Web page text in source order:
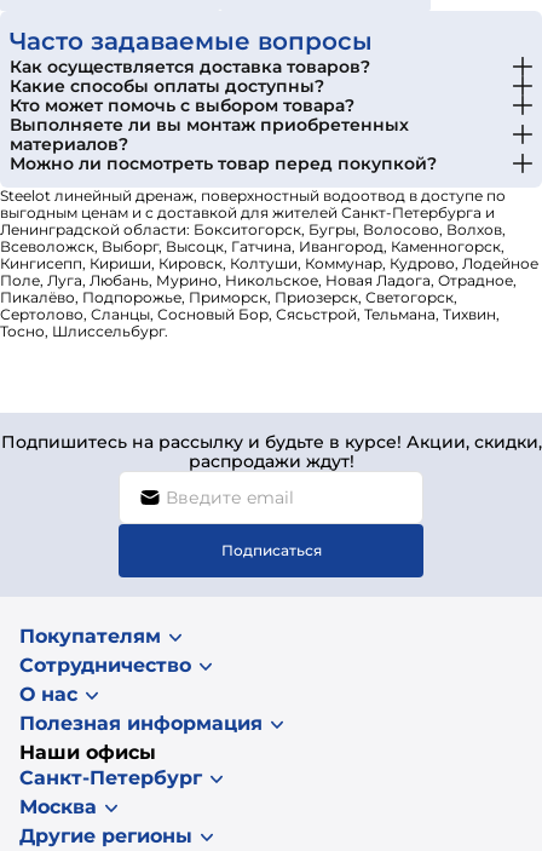
Часто задаваемые вопросы
Как осуществляется доставка товаров?
Какие способы оплаты доступны?
Кто может помочь с выбором товара?
Выполняете ли вы монтаж приобретенных
материалов?
Можно ли посмотреть товар перед покупкой?
Steelot линейный дренаж, поверхностный водоотвод в доступе по
выгодным ценам и с доставкой для жителей Санкт-Петербурга и
Ленинградской области: Бокситогорск, Бугры, Волосово, Волхов,
Всеволожск, Выборг, Высоцк, Гатчина, Ивангород, Каменногорск,
Кингисепп, Кириши, Кировск, Колтуши, Коммунар, Кудрово, Лодейное
Поле, Луга, Любань, Мурино, Никольское, Новая Ладога, Отрадное,
Пикалёво, Подпорожье, Приморск, Приозерск, Светогорск,
Сертолово, Сланцы, Сосновый Бор, Сясьстрой, Тельмана, Тихвин,
Тосно, Шлиссельбург.
Подпишитесь на рассылку и будьте в курсе! Акции, скидки,
распродажи ждут!
Подписаться
Покупателям
Сотрудничество
О нас
Полезная информация
Наши офисы
Санкт-Петербург
Москва
Другие регионы